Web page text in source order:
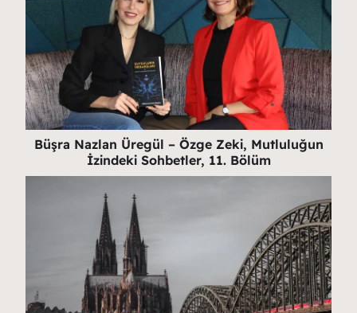
Büşra Nazlan Üregül – Özge Zeki, Mutluluğun
İzindeki Sohbetler, 11. Bölüm